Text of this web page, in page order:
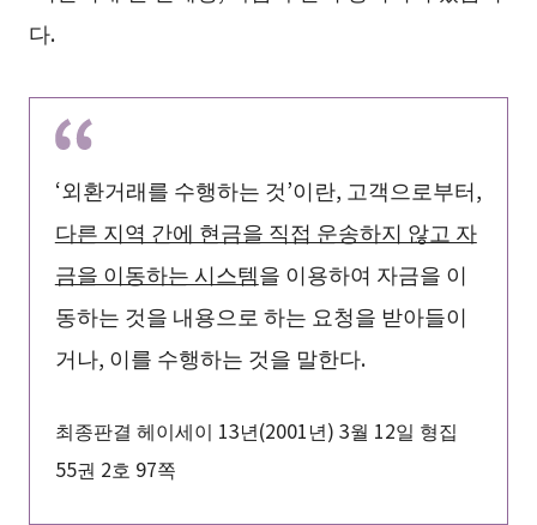
다.
‘외환거래를 수행하는 것’이란, 고객으로부터,
다른 지역 간에 현금을 직접 운송하지 않고 자
금을 이동하는 시스템을 이용하여 자금을 이
동하는 것을 내용으로 하는 요청을 받아들이
거나, 이를 수행하는 것을 말한다.
최종판결 헤이세이 13년(2001년) 3월 12일 형집
55권 2호 97쪽